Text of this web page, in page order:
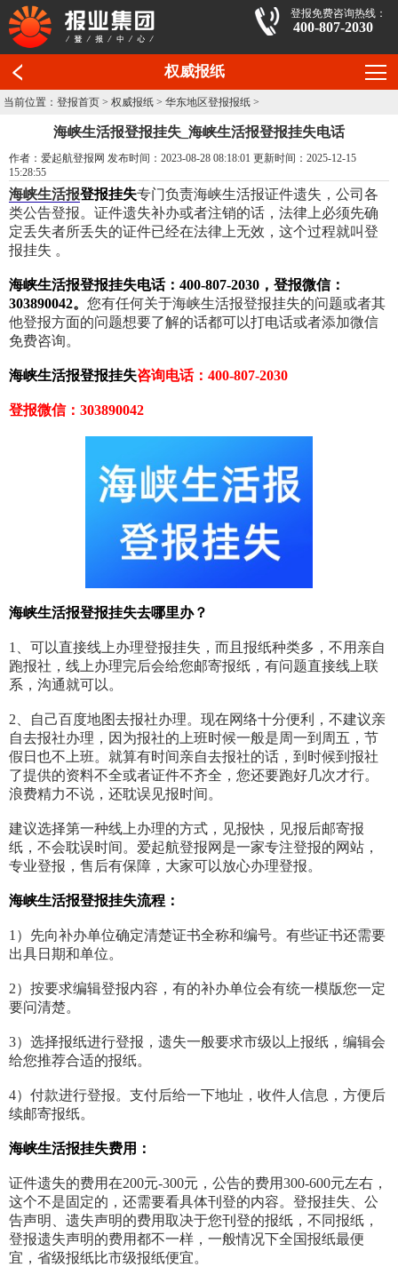
登报免费咨询热线：
400-807-2030
权威报纸
当前位置：登报首页 >权威报纸 >华东地区登报报纸 >
海峡生活报登报挂失_海峡生活报登报挂失电话
作者：爱起航登报网 发布时间：2023-08-28 08:18:01 更新时间：2025-12-15
15:28:55
海峡生活报登报挂失专门负责海峡生活报证件遗失，公司各
类公告登报。证件遗失补办或者注销的话，法律上必须先确
定丢失者所丢失的证件已经在法律上无效，这个过程就叫登
报挂失 。
海峡生活报登报挂失电话：400-807-2030，登报微信：
303890042。 您有任何关于海峡生活报登报挂失的问题或者其
他登报方面的问题想要了解的话都可以打电话或者添加微信
免费咨询。
海峡生活报登报挂失咨询电话：400-807-2030
登报微信：303890042
海峡生活报登报挂失去哪里办？
1、可以直接线上办理登报挂失，而且报纸种类多，不用亲自
跑报社，线上办理完后会给您邮寄报纸，有问题直接线上联
系，沟通就可以。
2、自己百度地图去报社办理。现在网络十分便利，不建议亲
自去报社办理，因为报社的上班时候一般是周一到周五，节
假日也不上班。就算有时间亲自去报社的话，到时候到报社
了提供的资料不全或者证件不齐全，您还要跑好几次才行。
浪费精力不说，还耽误见报时间。
建议选择第一种线上办理的方式，见报快，见报后邮寄报
纸，不会耽误时间。爱起航登报网是一家专注登报的网站，
专业登报，售后有保障，大家可以放心办理登报。
海峡生活报登报挂失流程：
1）先向补办单位确定清楚证书全称和编号。有些证书还需要
出具日期和单位。
2）按要求编辑登报内容，有的补办单位会有统一模版您一定
要问清楚。
3）选择报纸进行登报，遗失一般要求市级以上报纸，编辑会
给您推荐合适的报纸。
4）付款进行登报。支付后给一下地址，收件人信息，方便后
续邮寄报纸。
海峡生活报挂失费用：
证件遗失的费用在200元-300元，公告的费用300-600元左右，
这个不是固定的，还需要看具体刊登的内容。登报挂失、公
告声明、遗失声明的费用取决于您刊登的报纸，不同报纸，
登报遗失声明的费用都不一样，一般情况下全国报纸最便
宜，省级报纸比市级报纸便宜。